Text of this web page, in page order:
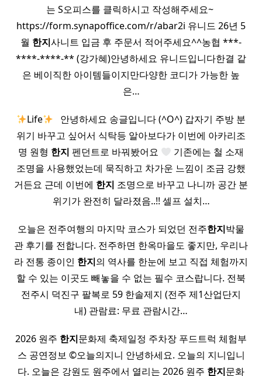
는 S오피스를 클릭하시고 작성해주세요~ ​
https://form.synapoffice.com/r/abar2i 유니드 26년 5
월 한지사니트 입금 후 주문서 적어주세요^^농협 ***-
****-****-** (강가혜)안녕하세요 유니드입니다한결 같
은 베이직한 아이템들이지만다양한 코디가 가능한 높
은…
Life
​ ​ 안녕하세요 송글입니다 (^O^) 갑자기 주방 분
위기 바꾸고 싶어서 식탁등 알아보다가 이번에 아카리조
명 원형 한지 펜던트로 바꿔봤어요
기존에는 철 소재
조명을 사용했었는데 묵직하고 차가운 느낌이 조금 강했
거든요 근데 이번에 한지 조명으로 바꾸고 나니까 공간 분
위기가 완전히 달라졌음..!! 셀프 설치…
오늘은 전주여행의 마지막 코스가 되었던 전주한지박물
관 후기를 전합니다. 전주하면 한옥마을도 좋지만, 우리나
라 전통 종이인 한지의 역사를 한눈에 보고 직접 체험까지
할 수 있는 이곳도 빼놓을 수 없는 필수 코스랍니다. 전북
전주시 덕진구 팔복로 59 한솔제지 (전주 제1산업단지
내) 관람료: 무료 관람시간…
2026 원주 한지문화제 축제일정 주차장 푸드트럭 체험부
스 공연정보 ©오늘의지니 안녕하세요. 오늘의 지니입니
다. 오늘은 강원도 원주에서 열리는 2026 원주 한지문화